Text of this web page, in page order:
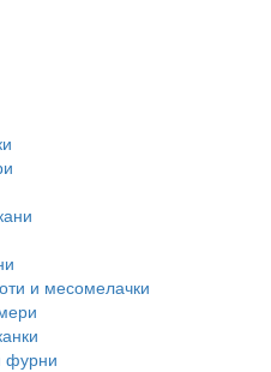
и месомелачки
фурни